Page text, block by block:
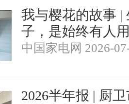
我与樱花的故事 |
子，是始终有人
中国家电网 2026-
2026半年报 | 厨